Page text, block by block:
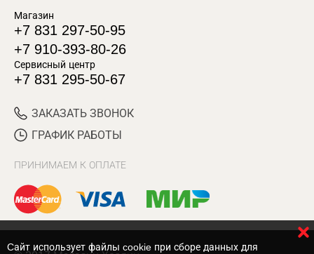
Магазин
+7 831 297-50-95
+7 910-393-80-26
Сервисный центр
+7 831 295-50-67
ЗАКАЗАТЬ ЗВОНОК
ГРАФИК РАБОТЫ
ПРИНИМАЕМ К ОПЛАТЕ
Cайт использует файлы cookie при сборе данных для